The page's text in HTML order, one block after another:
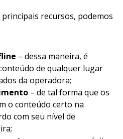
recursos, podemos
– dessa maneira, é
de qualquer lugar
da operadora;
– de tal forma que os
o conteúdo certo na
com seu nível de